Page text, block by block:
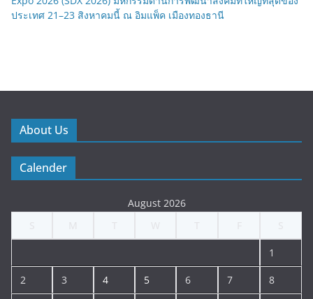
ประเทศ 21–23 สิงหาคมนี้ ณ อิมแพ็ค เมืองทองธานี
About Us
Calender
August 2026
1
2 3 4 5 6 7 8